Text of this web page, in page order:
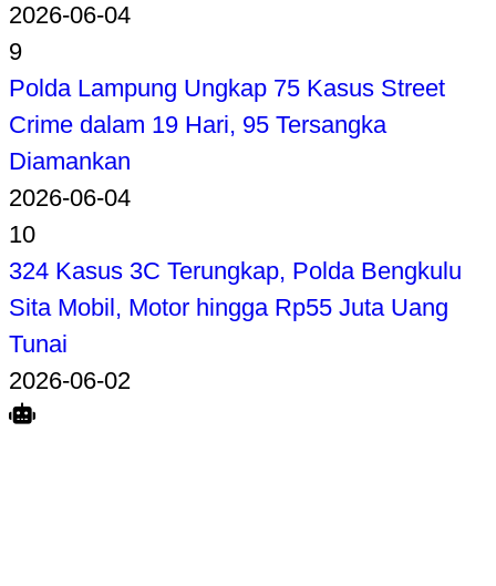
2026-06-04
9
Polda Lampung Ungkap 75 Kasus Street
Crime dalam 19 Hari, 95 Tersangka
Diamankan
2026-06-04
10
324 Kasus 3C Terungkap, Polda Bengkulu
Sita Mobil, Motor hingga Rp55 Juta Uang
Tunai
2026-06-02